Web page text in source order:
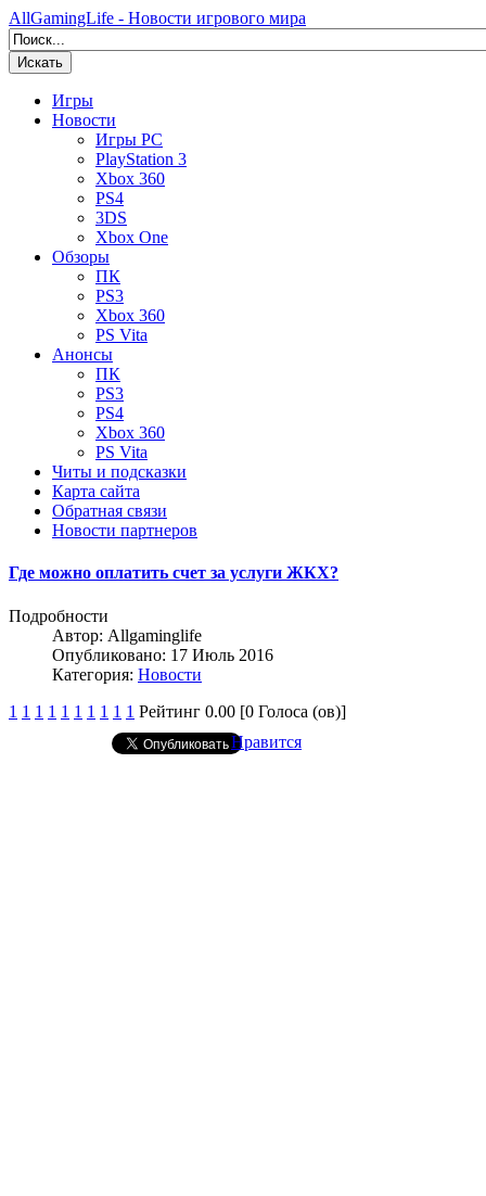
AllGamingLife - Новости игрового мира
Искать
Игры
Новости
Игры PC
PlayStation 3
Xbox 360
PS4
3DS
Xbox One
Обзоры
ПК
PS3
Xbox 360
PS Vita
Анонсы
ПК
PS3
PS4
Xbox 360
PS Vita
Читы и подсказки
Карта сайта
Обратная связи
Новости партнеров
Где можно оплатить счет за услуги ЖКХ?
Подробности
Автор: Allgaminglife
Опубликовано: 17 Июль 2016
Категория: Новости
1 1 1 1 1 1 1 1 1 1 Рейтинг 0.00 [0 Голоса (ов)]
Нравится